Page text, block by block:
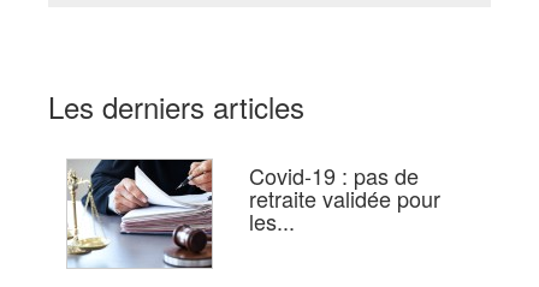
Les derniers articles
Covid-19 : pas de
retraite validée pour
les...